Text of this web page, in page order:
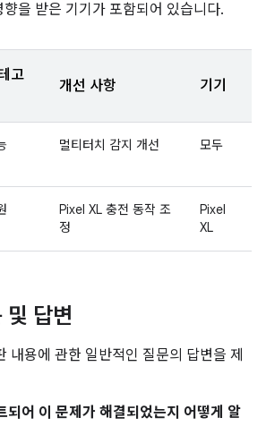
을 받은 기기가 포함되어 있습니다.
고
개선 사항 기기
멀티터치 감지 개선 모두
Pixel XL 충전 동작 조
정
Pixel
XL
및 답변
내용에 관한 일반적인 질문의 답변을 제
되어 이 문제가 해결되었는지 어떻게 알